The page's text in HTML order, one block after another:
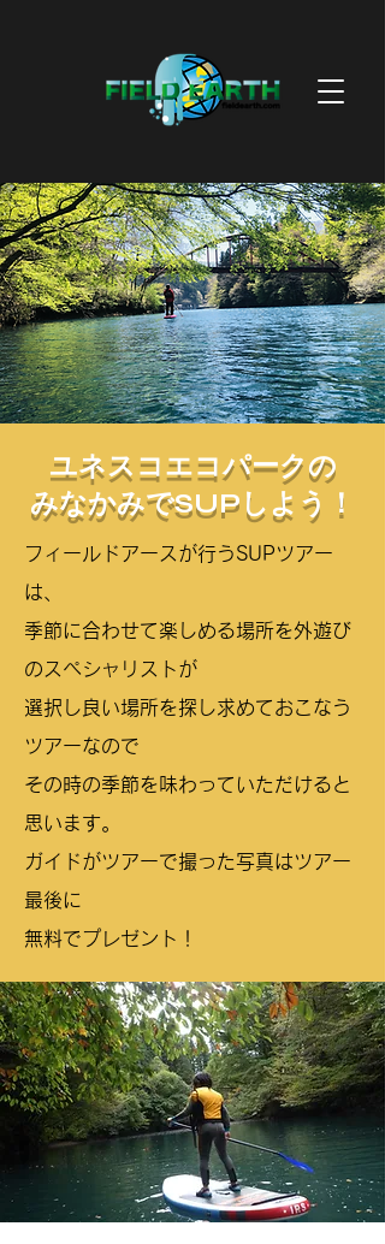
ユネスコエコパークの
みなかみでSUPしよう！
フィールドアースが行うSUPツアー
は、
季節に合わせて楽しめる場所を外遊び
のスペシャリストが
選択し良い場所を探し求めておこなう
ツアーなので
その時の季節を味わっていただけると
思います。
ガイドがツアーで撮った写真はツアー
最後に
無料でプレゼント！